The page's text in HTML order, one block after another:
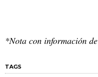
*Nota con información de
TAGS